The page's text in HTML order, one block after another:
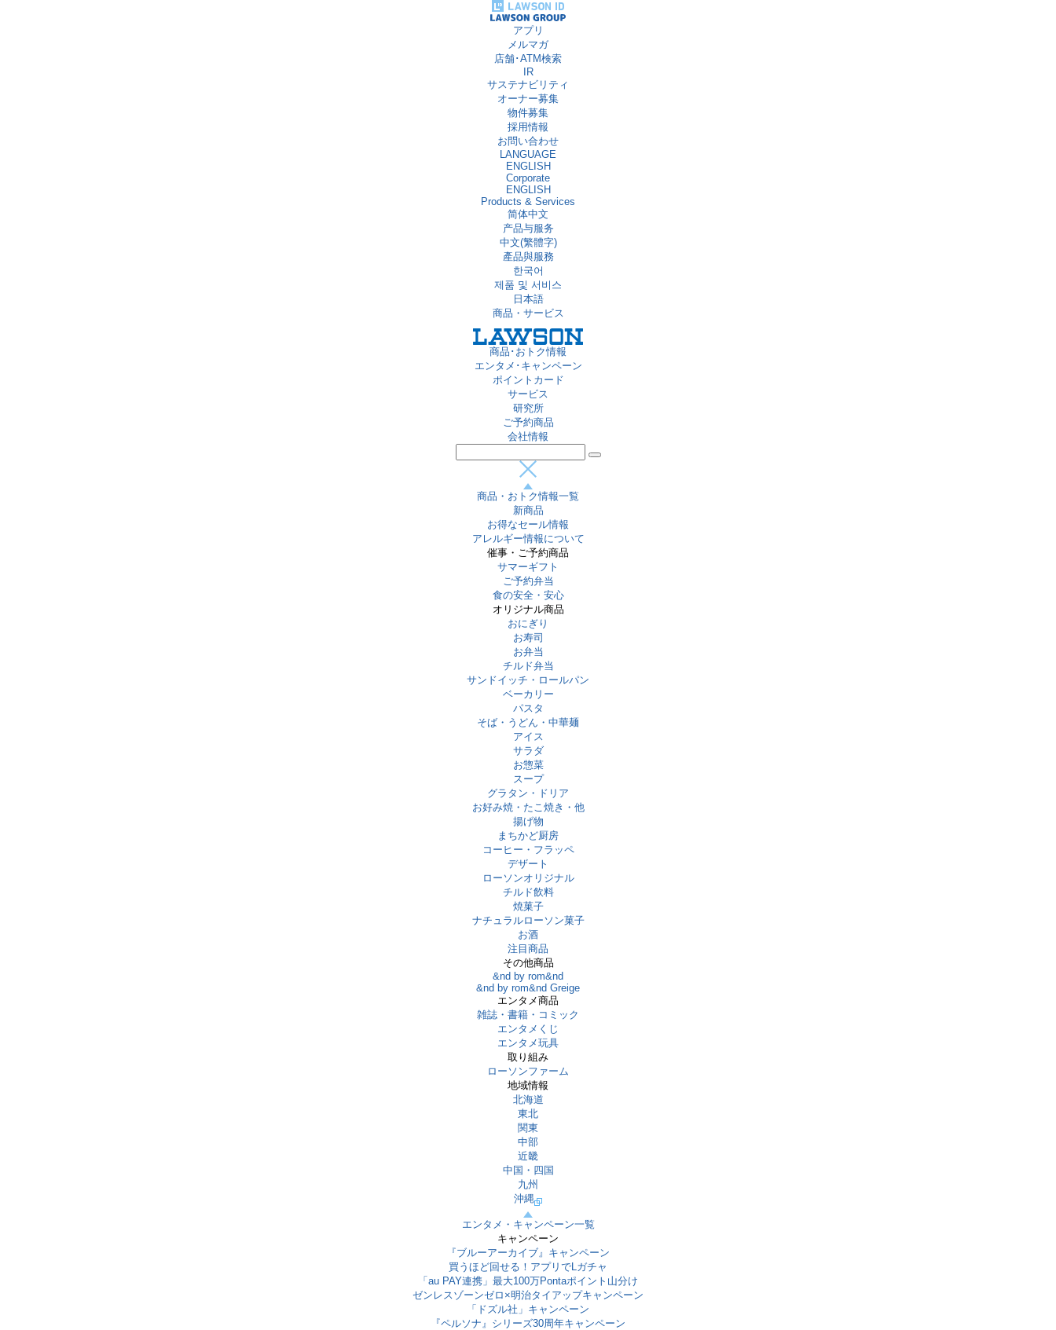
アプリ
メルマガ
店舗･ATM検索
IR
サステナビリティ
オーナー募集
物件募集
採用情報
お問い合わせ
LANGUAGE
ENGLISH
Corporate
ENGLISH
Products & Services
简体中文
产品与服务
中文(繁體字)
產品與服務
한국어
제품 및 서비스
日本語
商品・サービス
商品･おトク情報
エンタメ･キャンペーン
ポイントカード
サービス
研究所
ご予約商品
会社情報
商品・おトク情報一覧
新商品
お得なセール情報
アレルギー情報について
催事・ご予約商品
サマーギフト
ご予約弁当
食の安全・安心
オリジナル商品
おにぎり
お寿司
お弁当
チルド弁当
サンドイッチ・ロールパン
ベーカリー
パスタ
そば・うどん・中華麺
アイス
サラダ
お惣菜
スープ
グラタン・ドリア
お好み焼・たこ焼き・他
揚げ物
まちかど厨房
コーヒー・フラッペ
デザート
ローソンオリジナル
チルド飲料
焼菓子
ナチュラルローソン菓子
お酒
注目商品
その他商品
&nd by rom&nd
&nd by rom&nd Greige
エンタメ商品
雑誌・書籍・コミック
エンタメくじ
エンタメ玩具
取り組み
ローソンファーム
地域情報
北海道
東北
関東
中部
近畿
中国・四国
九州
沖縄
エンタメ・キャンペーン一覧
キャンペーン
『ブルーアーカイブ』キャンペーン
買うほど回せる！アプリでLガチャ
「au PAY連携」最大100万Pontaポイント山分け
ゼンレスゾーンゼロ×明治タイアップキャンペーン
「ドズル社」キャンペーン
『ペルソナ』シリーズ30周年キャンペーン